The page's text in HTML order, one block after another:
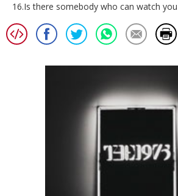
16.Is there somebody who can watch you